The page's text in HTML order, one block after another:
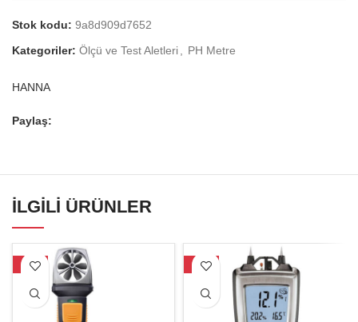
Stok kodu: 9a8d909d7652
Kategoriler: Ölçü ve Test Aletleri PH Metre
HANNA
Paylaş:
İLGILI ÜRÜNLER
-27% -26%